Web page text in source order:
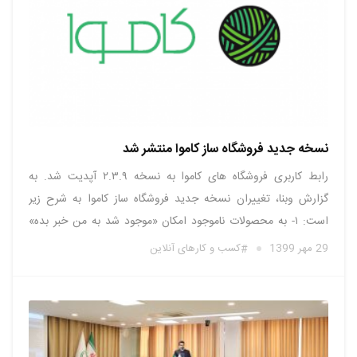
نسخه جدید فروشگاه ساز کاموا منتشر شد
رابط کاربری فروشگاه های کاموا به نسخه ۲.۳.۹ آپدیت شد. به
گزارش وبنا، تغییران نسخه جدید فروشگاه ساز کاموا به شرح زیر
است: ۱- به محصولات ناموجود امکان «موجود شد به من خبر بده»
اضافه شد. بازدیدکنندگان برای استفاده از این سرویس باید در
29 مهر 1399 کسب و کارهای آنلاین